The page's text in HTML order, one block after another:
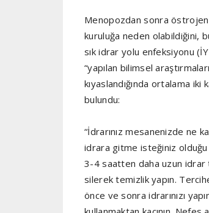
Menopozdan sonra
kuruluğa neden olabildiğini,
sık idrar yolu enfeksiyonu
“yapılan bilimsel
kıyaslandığında ortalama
bulundu:
“İdrarınız mesanenizde ne
idrara gitme isteğiniz
3-4 saatten daha uzun idrar
silerek temizlik yapın.
önce ve sonra idrarınızı